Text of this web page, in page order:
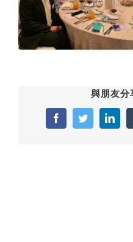
與朋友分
FacebookTwitter